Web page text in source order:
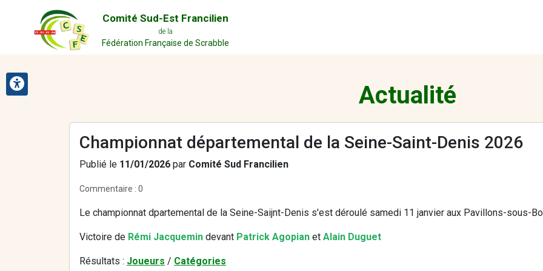
Comité Sud-Est Francilien
de la
Fédération Française de Scrabble
Actualité
Championnat départemental de la Seine-Saint-Denis 2026
Publié le 11/01/2026 par Comité Sud Francilien
Commentaire : 0
Le championnat dpartemental de la Seine-Saijnt-Denis s'est déroulé samedi 11 janvier aux Pavillons-sous-
Victoire de Rémi Jacquemin devant Patrick Agopian et Alain Duguet
Résultats : Joueurs / Catégories